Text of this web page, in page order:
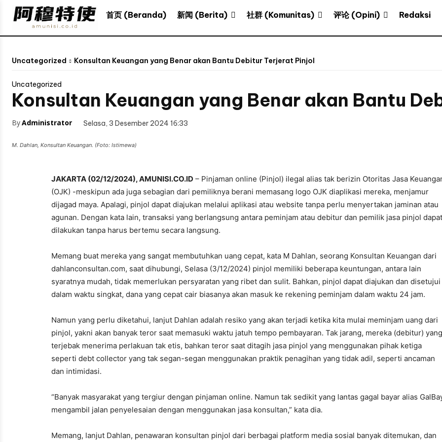
首页 (Beranda) 新闻 (Berita) 社群 (Komunitas) 评论 (Opini) Redaksi
Uncategorized Konsultan Keuangan yang Benar akan Bantu Debitur Terjerat Pinjol
Uncategorized
Konsultan Keuangan yang Benar akan Bantu
ByAdministrator Selasa, 3 Desember 2024 16:33
M. Dahlan, Konsultan Keuangan. (Foto: Istimewa)
JAKARTA (02/12/2024), AMUNISI.CO.ID – Pinjaman online (Pinjol) ilegal alias tak berizin Otoritas Jasa
(OJK) -meskipun ada juga sebagian dari pemiliknya berani memasang logo OJK diaplikasi mereka, menjamur
dijagad maya. Apalagi, pinjol dapat diajukan melalui aplikasi atau website tanpa perlu menyertakan jaminan atau
agunan. Dengan kata lain, transaksi yang berlangsung antara peminjam atau debitur dan pemilik jasa pinjol dapat
dilakukan tanpa harus bertemu secara langsung.
Memang buat mereka yang sangat membutuhkan uang cepat, kata M Dahlan, seorang Konsultan Keuangan dari
dahlanconsultan.com, saat dihubungi, Selasa (3/12/2024) pinjol memiliki beberapa keuntungan, antara lain
syaratnya mudah, tidak memerlukan persyaratan yang ribet dan sulit. Bahkan, pinjol dapat diajukan dan disetujui
dalam waktu singkat, dana yang cepat cair biasanya akan masuk ke rekening peminjam dalam waktu 24 jam.
Namun yang perlu diketahui, lanjut Dahlan adalah resiko yang akan terjadi ketika kita mulai meminjam uang dari
pinjol, yakni akan banyak teror saat memasuki waktu jatuh tempo pembayaran. Tak jarang, mereka (debitur) yang
terjebak menerima perlakuan tak etis, bahkan teror saat ditagih jasa pinjol yang menggunakan pihak ketiga
seperti debt collector yang tak segan-segan menggunakan praktik penagihan yang tidak adil, seperti ancaman
dan intimidasi.
“Banyak masyarakat yang tergiur dengan pinjaman online. Namun tak sedikit yang lantas gagal bayar alias
mengambil jalan penyelesaian dengan menggunakan jasa konsultan,” kata dia.
Memang, lanjut Dahlan, penawaran konsultan pinjol dari berbagai platform media sosial banyak ditemukan, dan